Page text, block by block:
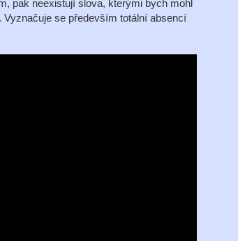
pak neexistují slova, kterými bych mohl
. Vyznačuje se především totální absencí